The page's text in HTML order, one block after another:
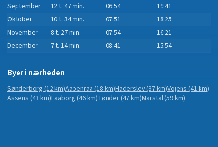
September
12 t. 47 min. 06:54
19:41
Oktober
10 t. 34 min. 07:51
18:25
November
8 t. 27 min. 07:54
16:21
December
7 t. 14 min. 08:41 15:54
Byer i nærheden
Sønderborg(12 km)Aabenraa(18 km)Haderslev(37 km)Vojens(41 km)
Assens(43 km)Faaborg(46 km)Tønder(47 km)Marstal(59 km)